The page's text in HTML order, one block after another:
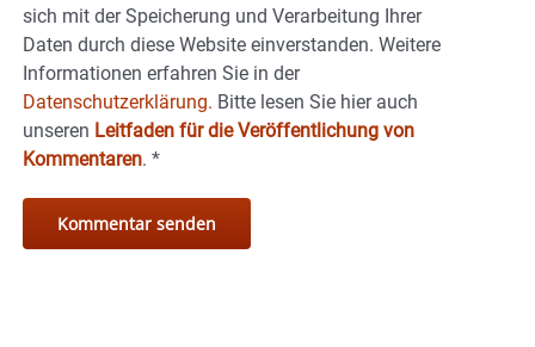
sich mit der Speicherung und Verarbeitung Ihrer
Daten durch diese Website einverstanden. Weitere
Informationen erfahren Sie in der
Datenschutzerklärung. Bitte lesen Sie hier auch
unseren Leitfaden für die Veröffentlichung von
Kommentaren. *